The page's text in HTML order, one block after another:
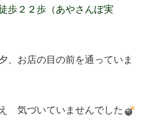
歩２２歩（あやさんぽ実
お店の目の前を通っていま
気づいていませんでした